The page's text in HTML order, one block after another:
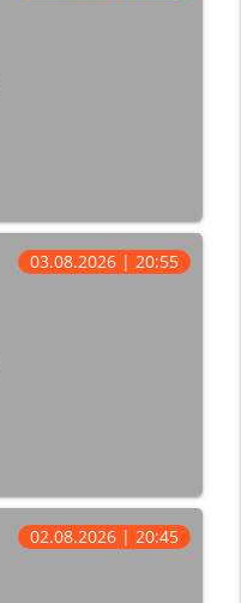
03.08.2026 | 20:55
02.08.2026 | 20:45